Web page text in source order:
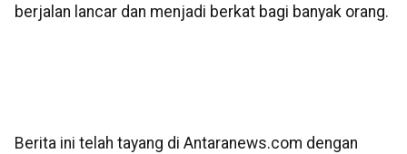
berjalan lancar dan menjadi berkat bagi banyak orang.
Berita ini telah tayang di Antaranews.com dengan